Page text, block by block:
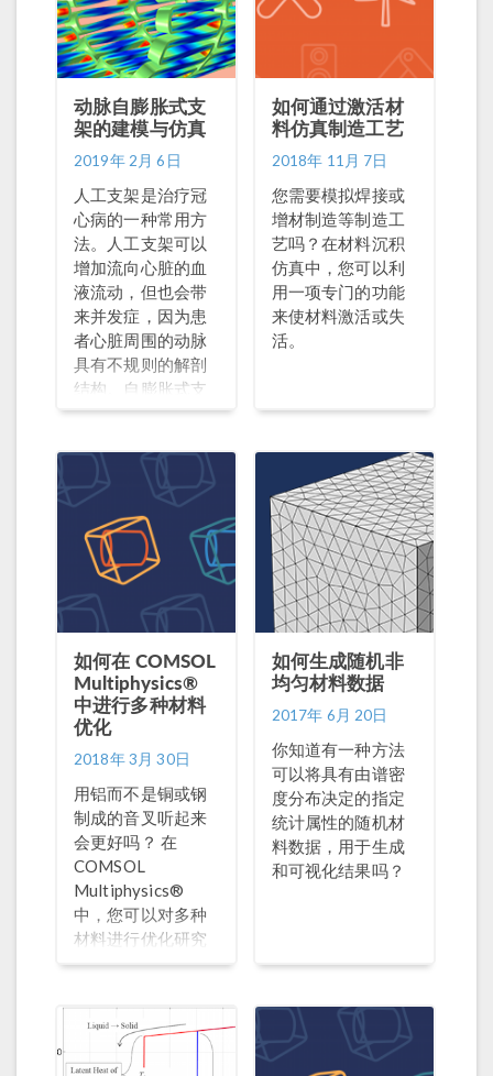
动脉自膨胀式支
架的建模与仿真
2019年 2月 6日
人工支架是治疗冠
心病的一种常用方
法。人工支架可以
增加流向心脏的血
液流动，但也会带
来并发症，因为患
者心脏周围的动脉
具有不规则的解剖
结构。自膨胀式支
架是人工支架的一
管，并随着血管的
变化而变化。
如何通过激活材
料仿真制造工艺
2018年 11月 7日
您需要模拟焊接或
增材制造等制造工
艺吗？在材料沉积
仿真中，您可以利
用一项专门的功能
来使材料激活或失
活。
如何在 COMSOL
Multiphysics®
中进行多种材料
优化
2018年 3月 30日
用铝而不是铜或钢
制成的音叉听起来
会更好吗？ 在
COMSOL
Multiphysics®
中，您可以对多种
材料进行优化研究
以找出答案。
如何生成随机非
均匀材料数据
2017年 6月 20日
你知道有一种方法
可以将具有由谱密
度分布决定的指定
统计属性的随机材
料数据，用于生成
和可视化结果吗？